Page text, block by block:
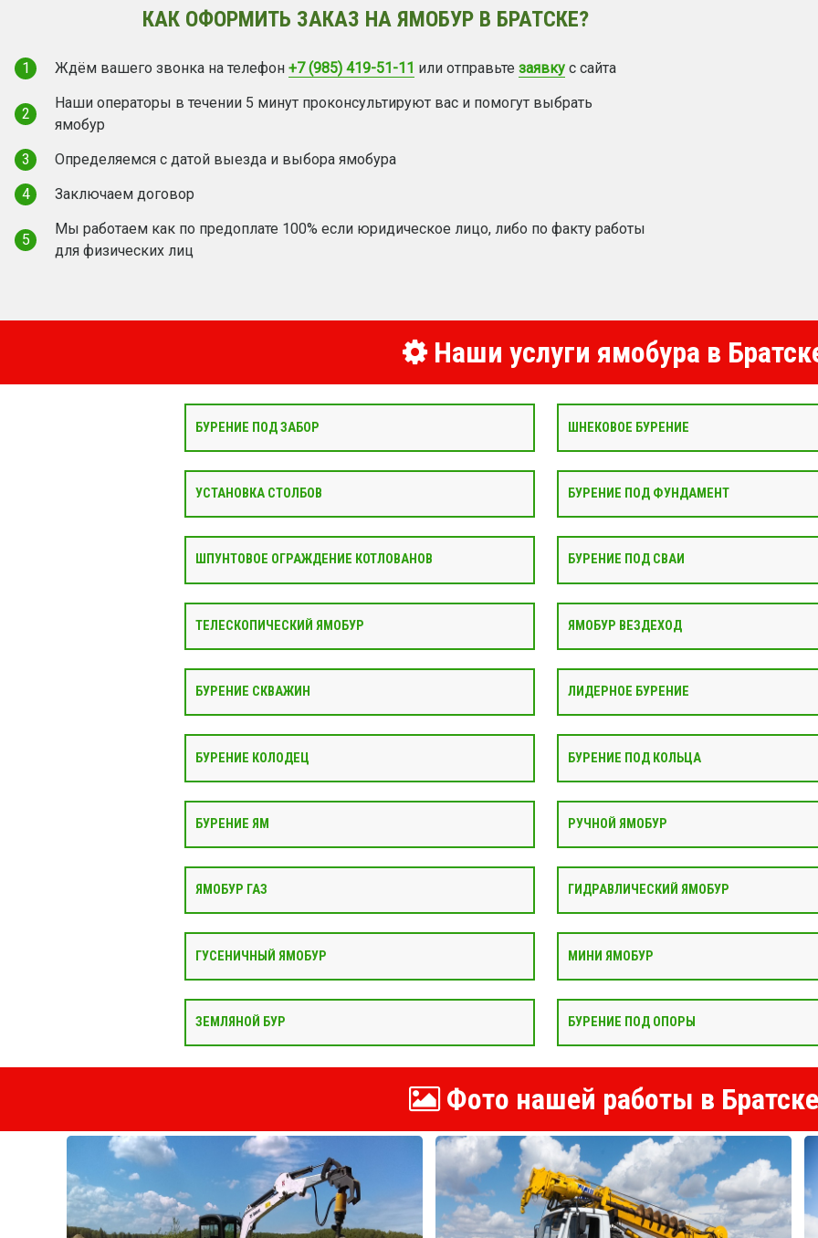
КАК ОФОРМИТЬ ЗАКАЗ НА ЯМОБУР В БРАТСКЕ?
1 Ждём вашего звонка на телефон +7 (985) 419-51-11 или отправьте заявку с сайта
2
Наши операторы в течении 5 минут проконсультируют вас и помогут выбрать
ямобур
3
Определяемся с датой выезда и выбора ямобура
4
Заключаем договор
5
Мы работаем как по предоплате 100% если юридическое лицо, либо по факту работы
для физических лиц
Наши услуги ямобура в
БУРЕНИЕ ПОД ЗАБОР ШНЕКОВОЕ БУРЕНИЕ
УСТАНОВКА СТОЛБОВ БУРЕНИЕ ПОД ФУНДАМЕНТ
ШПУНТОВОЕ ОГРАЖДЕНИЕ КОТЛОВАНОВ БУРЕНИЕ ПОД СВАИ
ТЕЛЕСКОПИЧЕСКИЙ ЯМОБУР ЯМОБУР ВЕЗДЕХОД
БУРЕНИЕ СКВАЖИН ЛИДЕРНОЕ БУРЕНИЕ
БУРЕНИЕ КОЛОДЕЦ БУРЕНИЕ ПОД КОЛЬЦА
БУРЕНИЕ ЯМ РУЧНОЙ ЯМОБУР
ЯМОБУР ГАЗ ГИДРАВЛИЧЕСКИЙ ЯМОБУР
ГУСЕНИЧНЫЙ ЯМОБУР МИНИ ЯМОБУР
ЗЕМЛЯНОЙ БУР БУРЕНИЕ ПОД ОПОРЫ
Фото нашей работы в Братске